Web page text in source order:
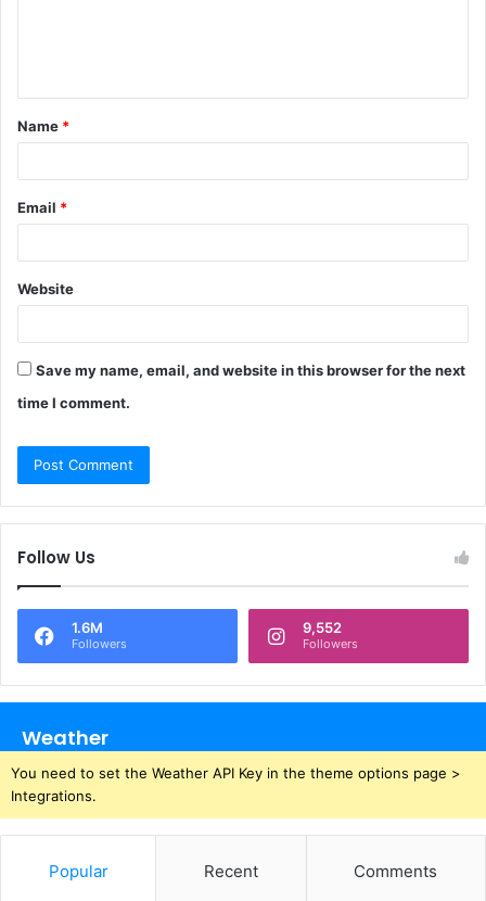
t
*
Name *
Email *
Website
Save my name, email, and website in this browser for the next
time I comment.
Follow Us
1.6M
Followers
9,552
Followers
Weather
You need to set the Weather API Key in the theme options page >
Integrations.
Popular Recent Comments